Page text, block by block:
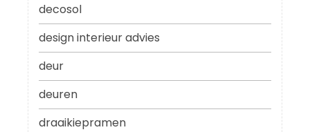
decosol
design interieur advies
deur
deuren
draaikiepramen